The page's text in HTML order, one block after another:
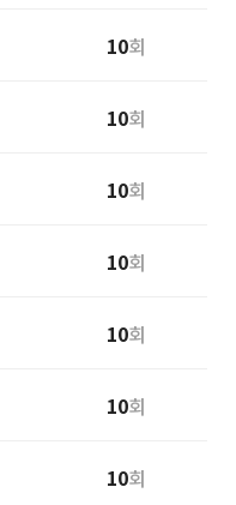
10회
10회
10회
10회
10회
10회
10회